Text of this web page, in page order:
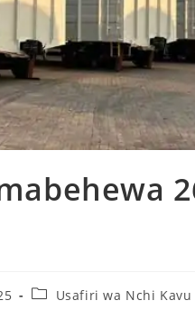
Usafiri wa Nchi Kavu